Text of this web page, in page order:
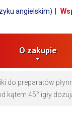
angielskim)
O zakupie
do preparatów
kątem 45° igły